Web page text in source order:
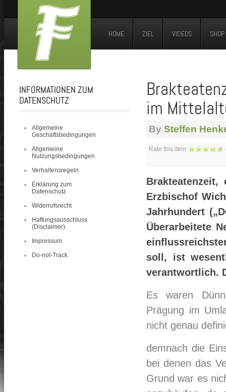
HOME ZIEL VIDEOS SHOP
im
By Steffen
Rate this item
Erzbischof
Jahrhundert
Überarbeitete
soll, ist
verantwortlich.
Es waren
Prägung im
nicht genau
demnach die
bei denen das
Grund war es
INFORMATIONEN ZUM
DATENSCHUTZ
Allgemeine
Geschäftsbedingungen
Allgemeine
Nutzungsbedingungen
Verhaltensregeln
Erklärung zum
Datenschutz
Widerrufsrecht
Haftungsausschluss
(Disclaimer)
Impressum
Do-not-Track